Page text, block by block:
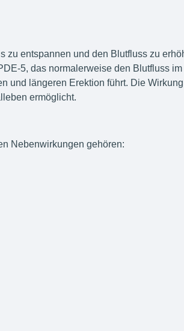
entspannen und den Blutfluss zu
5, das normalerweise den Blutfluss
und längeren Erektion führt. Die
ermöglicht.
Nebenwirkungen gehören: